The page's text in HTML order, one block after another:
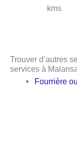
kms
Trouver d’autres
services à
Fourrière